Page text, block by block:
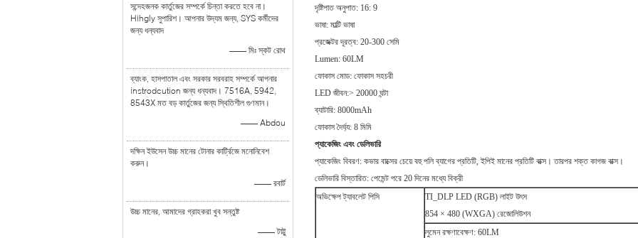
সন্দেহজনক কার্তুজের সম্পর্কে চিন্তা করতে হবে না।
Hihgly সুপারিশ। আপনার উদ্যম জন্য, SYS কর্মীদের
জন্য ধন্যবাদ
—— মিঃ স্কট রোথ
ব্যাংক, হাসপাতাল এবং সরকার সরবরাহ সম্পর্কে আপনার
instrodcution জন্য ধন্যবাদ। 7516A, 5942,
8543X মত বড় কার্তুজের জন্য স্থিতিশীল গুণমান।
—— Abdou
দক্ষিন ইউসেন উচ্চ মানের টোনার কার্ট্রিজে মনোনিবেশ
করুন।
—— রবার্ট
উচ্চ মানের, আমাদের গ্রাহকরা খুব সন্তুষ্ট
—— টাট্টু
দৃষ্টিপাত অনুপাত: 16: 9
ভাষা: মাল্টি ভাষা
প্রজেক্টর দূরত্ব: 20-300 সেমি
Lumen: 60LM
ফোকাস মোড: ফোকাস সহচরী
LED জীবন:> 20000 ঘন্টা
ব্যাটারি: 8000mAh
ফোকাস দৈর্ঘ্য: 8 মিমি
প্যাকেজিং এবং ডেলিভারি
প্যাকেজিং বিবরণ: কভার বাক্সের চেয়ে বহু পলি ব্যাগের প্রতিটি, ইপিই মানের প্রতিটি বাক্স। তারপর শক্ত কাগজ বাক্স।
ডেলিভারি বিস্তারিত: পেমেন্ট পরে 20 দিনের মধ্যে বিক্রী
অভিক্ষেপ ট্যাবলেট পিসি
TI_DLP LED (RGB) লাইট উৎস
854 × 480 (WXGA) রেজোলিউশন
লুমেন রক্ষণাবেক্ষণ: 60LM